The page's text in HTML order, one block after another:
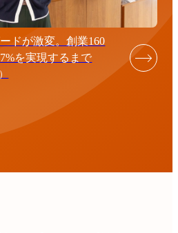
ドが激変。創業160
を実現するまで